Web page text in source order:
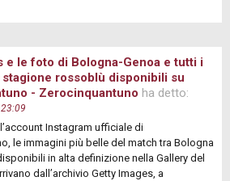
e le foto di Bologna-Genoa e tutti i
rossoblù disponibili su
- Zerocinquantuno ha detto:
Instagram ufficiale di
le immagini più belle del match tra Bologna
in alta definizione nella Gallery del
dall’archivio Getty Images, a